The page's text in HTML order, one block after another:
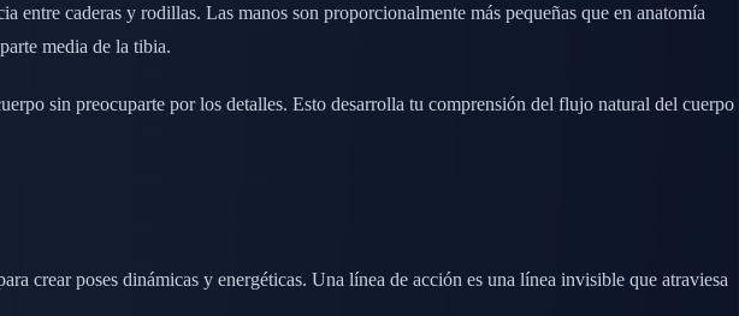
entre caderas y rodillas. Las manos son proporcionalmente más pequeñas que en anatomía
media de la tibia.
sin preocuparte por los detalles. Esto desarrolla tu comprensión del flujo natural del cuerpo
crear poses dinámicas y energéticas. Una línea de acción es una línea invisible que atraviesa